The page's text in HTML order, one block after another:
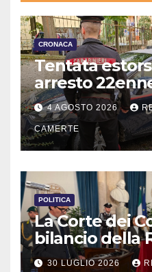
CRONACA
Tentata
arresto
Severino
4 AGOSTO 2026
CAMERTE
POLITICA
La Corte dei
bilancio della
2025
30 LUGLIO 2026